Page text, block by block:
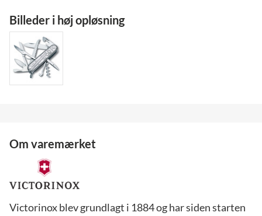
Billeder i høj opløsning
Om varemærket
Victorinox blev grundlagt i 1884 og har siden starten